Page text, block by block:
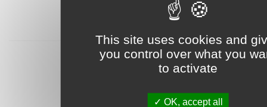
This site uses cookies and
you control over what you
to activate
OK, accept all
Démarrer